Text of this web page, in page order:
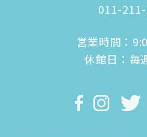
011-
営業時間：
休館日：毎